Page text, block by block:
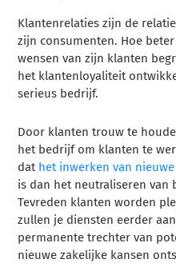
Klantenrelaties zijn de
zijn consumenten. Hoe
wensen van zijn klanten
het klantenloyaliteit
serieus bedrijf.
Door klanten trouw te
het bedrijf om klanten te
dat het inwerken van
is dan het neutraliseren van
Tevreden klanten worden
zullen je diensten eerder
permanente trechter van
nieuwe zakelijke kansen